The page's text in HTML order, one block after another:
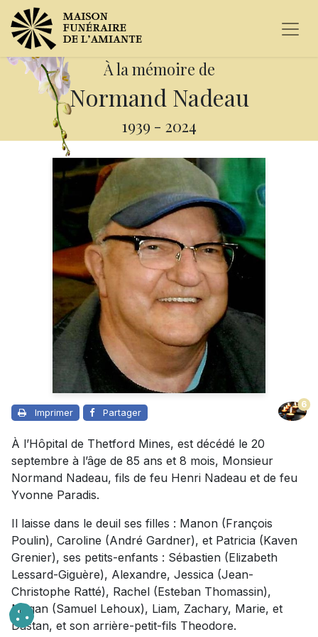
À la mémoire de
Normand Nadeau
1939 - 2024
Imprimer Partager
6
À l’Hôpital de Thetford Mines, est décédé le 20
septembre à l’âge de 85 ans et 8 mois, Monsieur
Normand Nadeau, fils de feu Henri Nadeau et de feu
Yvonne Paradis.
Il laisse dans le deuil ses filles : Manon (François
Poulin), Caroline (André Gardner), et Patricia (Kaven
Grenier), ses petits-enfants : Sébastien (Elizabeth
Lessard-Giguère), Alexandre, Jessica (Jean-
Christophe Ratté), Rachel (Esteban Thomassin),
Megan (Samuel Lehoux), Liam, Zachary, Marie, et
Dastan, et son arrière-petit-fils Theodore.